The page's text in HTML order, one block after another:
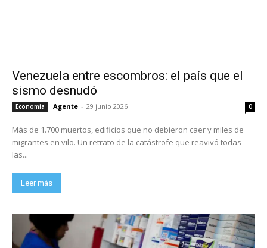
Venezuela entre escombros: el país que el
sismo desnudó
Economia Agente - 29 junio 2026 0
Más de 1.700 muertos, edificios que no debieron caer y miles de
migrantes en vilo. Un retrato de la catástrofe que reavivó todas
las...
Leer más